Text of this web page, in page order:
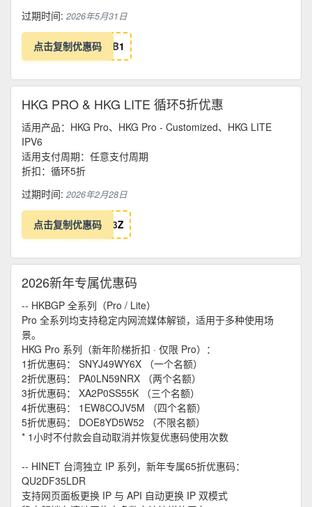
过期时间: 2026年5月31日
点击复制优惠码 B1
HKG PRO & HKG LITE 循环5折优惠
适用产品：HKG Pro、HKG Pro - Customized、HKG LITE
IPV6
适用支付周期：任意支付周期
折扣：循环5折
过期时间: 2026年2月28日
点击复制优惠码 3Z
2026新年专属优惠码
-- HKBGP 全系列（Pro / Lite）
Pro 全系列均支持稳定内网流媒体解锁，适用于多种使用场
景。
HKG Pro 系列（新年阶梯折扣 · 仅限 Pro）：
1折优惠码： SNYJ49WY6X （一个名额）
2折优惠码： PA0LN59NRX （两个名额）
3折优惠码： XA2P0SS55K （三个名额）
4折优惠码： 1EW8COJV5M （四个名额）
5折优惠码： DOE8YD5W52 （不限名额）
* 1小时不付款会自动取消并恢复优惠码使用次数
-- HINET 台湾独立 IP 系列，新年专属65折优惠码：
QU2DF35LDR
支持网页面板更换 IP 与 API 自动更换 IP 双模式